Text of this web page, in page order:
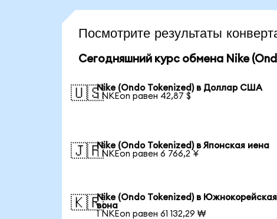
Посмотрите результаты
Сегодняшний курс обмена Nike
🇺🇸Nike (Ondo Tokenized) в Доллар США
1 NKEon равен 42,87 $
🇯🇵Nike (Ondo Tokenized) в Японская иена
1 NKEon равен 6 766,2 ¥
🇰🇷Nike (Ondo Tokenized) в Южнокорейская
вона
1 NKEon равен 61 132,29 ₩